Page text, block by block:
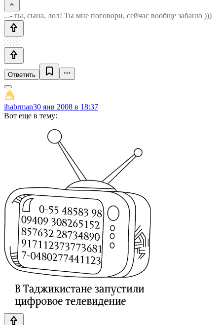
...- гы, сына, лол! Ты мне поговори, сейчас вообще забаню )))
Ответить
ihabrman30 янв 2008 в 18:37
Вот еще в тему: